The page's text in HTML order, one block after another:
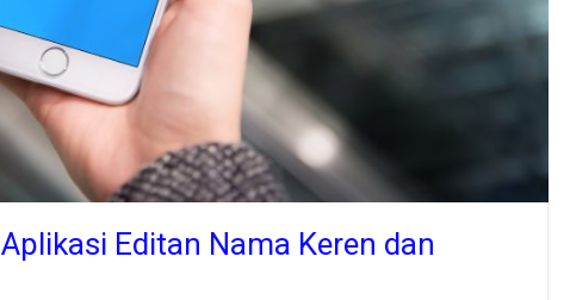
Editan Nama Keren dan